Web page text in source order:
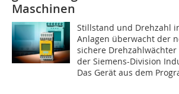
Maschinen
Stillstand und Drehzahl
Anlagen überwacht der
sichere Drehzahlwächter
der ­Siemens-Division
Das Gerät aus dem